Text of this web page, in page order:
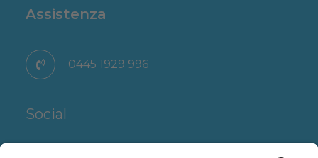
Assistenza
0445 1929 996
Social